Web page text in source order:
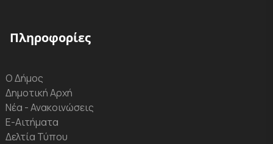
Πληροφορίες
Ο Δήμος
Δημοτική Αρχή
Νέα - Ανακοινώσεις
Ε-Αιτήματα
Δελτία Τύπου